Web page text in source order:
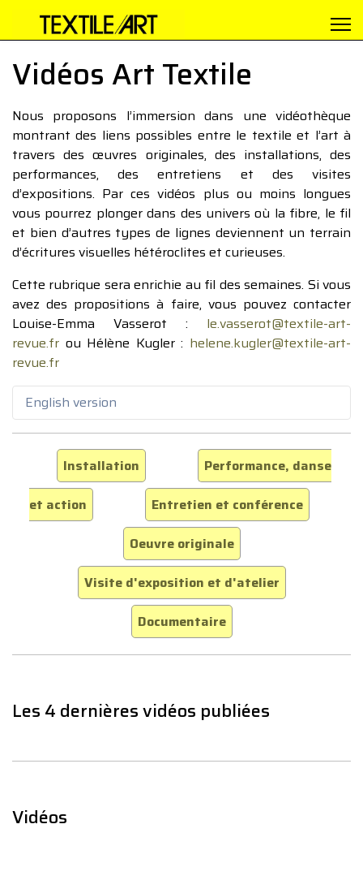
Vidéos Art Textile
Nous proposons l’immersion dans une vidéothèque
montrant des liens possibles entre le textile et l’art à
travers des œuvres originales, des installations, des
performances, des entretiens et des visites
d’expositions. Par ces vidéos plus ou moins longues
vous pourrez plonger dans des univers où la fibre, le fil
et bien d’autres types de lignes deviennent un terrain
d’écritures visuelles hétéroclites et curieuses.
Cette rubrique sera enrichie au fil des semaines. Si vous
avez des propositions à faire, vous pouvez contacter
Louise-Emma Vasserot : le.vasserot@textile-art-
revue.fr ou Hélène Kugler : helene.kugler@textile-art-
revue.fr
English version
Installation
Performance, danse
et action
Entretien et conférence
Oeuvre originale
Visite d'exposition et d'atelier
Documentaire
Les 4 dernières vidéos publiées
Vidéos